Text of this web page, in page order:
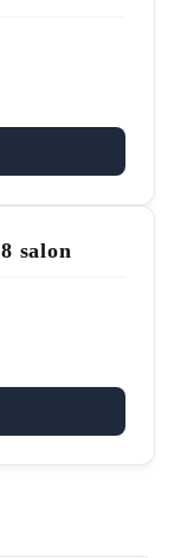
salon